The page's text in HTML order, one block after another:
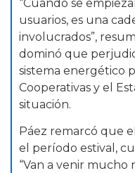
“Cuando se
usuarios, es una
involucrados”,
dominó que
sistema energético
Cooperativas y el
situación.
Páez remarcó que
el período estival,
“Van a venir mucho